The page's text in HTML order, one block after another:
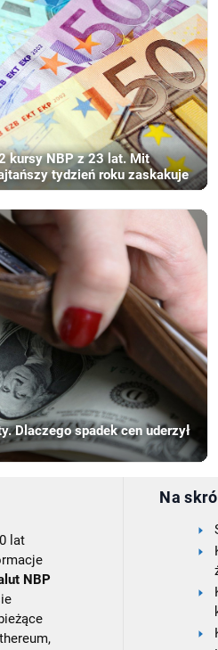
kursy NBP z 23 lat. Mit
tydzień roku zaskakuje
Dlaczego spadek cen uderzył
lat
NBP
Na